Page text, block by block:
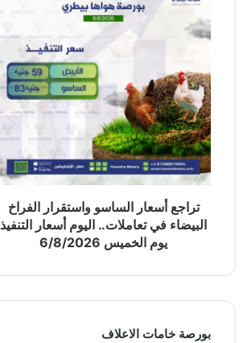
تراجع أسعار الساسو واستقرار الفراخ
البيضاء في تعاملات.. اليوم أسعار التنفيذ
يوم الخميس 6/8/2026
بورصة خامات الاعلاف